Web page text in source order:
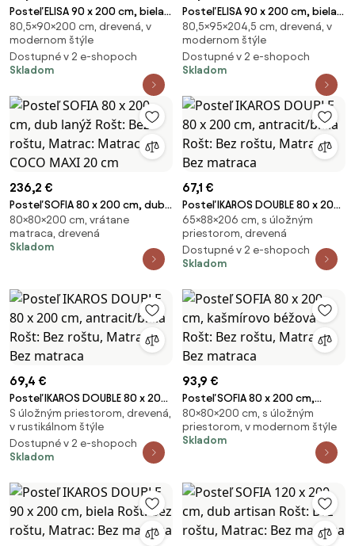
Posteľ ELISA 90 x 200 cm, biela
Rošt: Bez roštu, Matrac: Bez
matraca
80,5×90×200 cm, drevená, v
modernom štýle
Dostupné v 2 e-shopoch
Skladom
Posteľ ELISA 90 x 200 cm, biela
Rošt: Bez roštu, Matrac: Bez
matraca
80,5×95×204,5 cm, drevená, v
modernom štýle
Dostupné v 2 e-shopoch
Skladom
236,2 €
Posteľ SOFIA 80 x 200 cm, dub
lanýž Rošt: Bez roštu, Matrac:
Matrac COCO MAXI 20 cm
80×80×200 cm, vrátane
matraca, drevená
Skladom
67,1 €
Posteľ IKAROS DOUBLE 80 x 200
cm, antracit/biela Rošt: Bez
roštu, Matrac: Bez matraca
65×88×206 cm, s úložným
priestorom, drevená
Dostupné v 2 e-shopoch
Skladom
69,4 €
Posteľ IKAROS DOUBLE 80 x 200
cm, antracit/biela Rošt: Bez
roštu, Matrac: Bez matraca
S úložným priestorom, drevená,
v rustikálnom štýle
Dostupné v 2 e-shopoch
Skladom
93,9 €
Posteľ SOFIA 80 x 200 cm,
kašmírovo béžová Rošt: Bez
roštu, Matrac: Bez matraca
80×80×200 cm, s úložným
priestorom, v modernom štýle
Skladom